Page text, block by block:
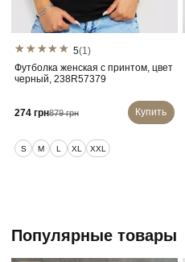
5(1)
Футболка женская с принтом, цвет
черный, 238R57379
274 грн879 грн Купить
S M L XL XXL
Популярные товары